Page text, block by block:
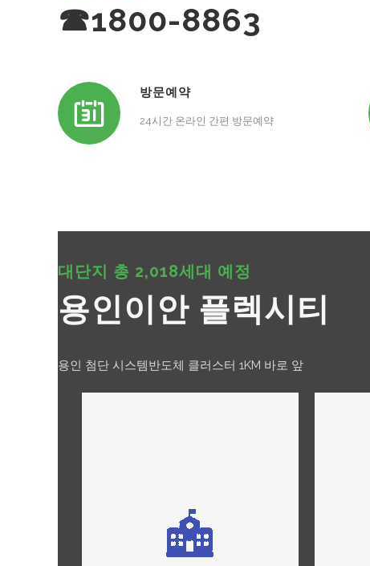
☎1800-8863
방문예약
24시간 온라인 간편 방문예약
대단지 총 2,018세대 예정
용인이안 플렉시티
용인 첨단 시스템반도체 클러스터 1KM 바로 앞